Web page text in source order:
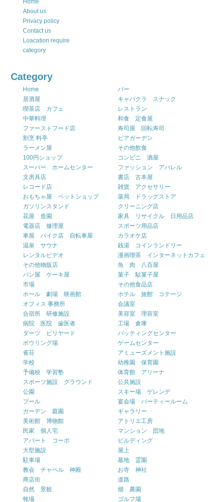
About us
Privacy policy
Contact us
Loacation require
category
Category
Home
バー
居酒屋
キャバクラ スナック
喫茶店 カフェ
レストラン
中華料理
和食 定食屋
ファーストフード店
寿司屋 回転寿司
割烹 料亭
ビアガーデン
ラーメン屋
その他飲食
100円ショップ
コンビニ 酒屋
スーパー ホームセンター
ファッション アパレル
文房具店
書店 古本屋
レコード店
雑貨 アクセサリー
おもちゃ屋 ペットショップ
薬局 ドラッグストア
ガソリンスタンド
クリーニング店
花屋 造園
家具 リサイクル 日用品店
電器店 修理屋
スポーツ用品店
車屋 バイク店 自転車屋
カラオケ店
温泉 サウナ
銭湯 コインランドリー
レンタルビデオ
漫画喫茶 インターネットカフェ
その他物販店
魚 肉 八百屋
パン屋 ケーキ屋
菓子 駄菓子屋
市場
その他食品店
ホール 劇場 映画館
ホテル 旅館 コテージ
オフィス 事務所
会議室
合宿所 研修施設
美容室 理容室
病院 医院 歯医者
工場 倉庫
ダーツ ビリヤード
バッティングセンター
ボウリング場
ゲームセンター
雀荘
アミューズメント施設
学校
幼稚園 保育園
予備校 学習塾
体育館 アリーナ
スポーツ施設 グラウンド
公共施設
公園
スキー場 ゲレンデ
プール
宴会場 パーティールーム
ガーデン 庭園
ギャラリー
美術館 博物館
アトリエ工房
民家 個人宅
マンション 団地
アパート コーポ
ビルディング
大型施設
屋上
駐車場
墓地 霊園
教会 チャペル 神殿
お寺 神社
商店街
道路
自然 景観
畑 農園
牧場
ゴルフ場